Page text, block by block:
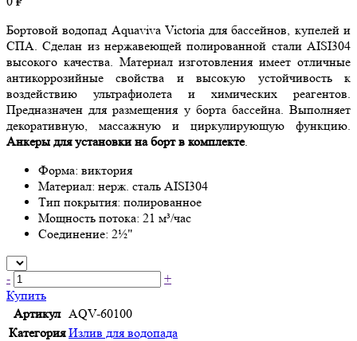
Бортовой водопад Aquaviva Victoria для бассейнов, купелей и
СПА. Сделан из нержавеющей полированной стали AISI304
высокого качества. Материал изготовления имеет отличные
антикоррозийные свойства и высокую устойчивость к
воздействию ультрафиолета и химических реагентов.
Предназначен для размещения у борта бассейна. Выполняет
декоративную, массажную и циркулирующую функцию.
Анкеры для установки на борт в комплекте.
Форма: виктория
Материал: нерж. сталь AISI304
Тип покрытия: полированное
Мощность потока: 21 м³/час
Соединение: 2½"
-
+
Купить
Артикул AQV-60100
Категория Излив для водопада